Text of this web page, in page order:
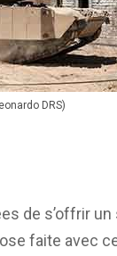
DRS)
de s’offrir
faite avec